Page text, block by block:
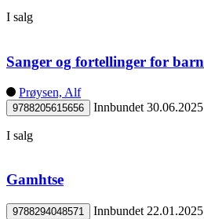
I salg
Sanger og fortellinger for barn
Prøysen, Alf
9788205615656 Innbundet 30.06.2025
I salg
Gamhtse
9788294048571 Innbundet 22.01.2025